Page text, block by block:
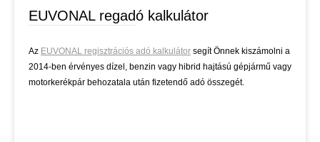
EUVONAL regadó kalkulátor
Az EUVONAL regisztrációs adó kalkulátor segít Önnek kiszámolni a
2014-ben érvényes dízel, benzin vagy hibrid hajtású gépjármű vagy
motorkerékpár behozatala után fizetendő adó összegét.